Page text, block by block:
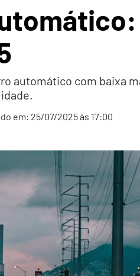
automático com baixa
em: 25/07/2025 às 17:00